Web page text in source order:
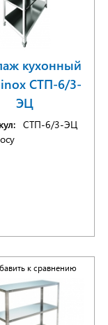
кухонный
СТП-6/3-
ЭЦ
СТП-6/3-ЭЦ
к сравнению